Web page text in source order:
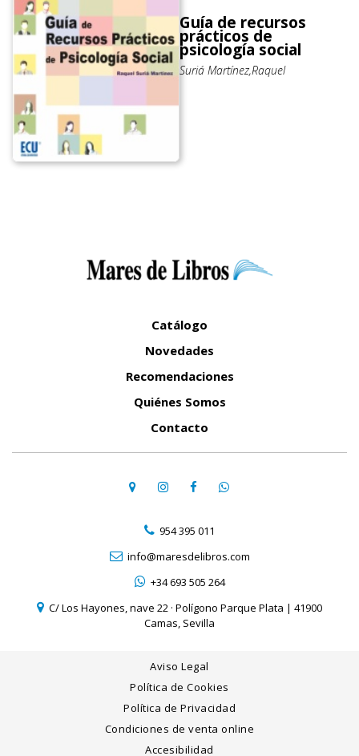
Guía de recursos
prácticos de
psicología social
Suriá Martínez,Raquel
Catálogo
Novedades
Recomendaciones
Quiénes Somos
Contacto
954 395 011
info@maresdelibros.com
+34 693 505 264
C/ Los Hayones, nave 22 · Polígono Parque Plata | 41900
Camas, Sevilla
Aviso Legal
Política de Cookies
Política de Privacidad
Condiciones de venta online
Accesibilidad